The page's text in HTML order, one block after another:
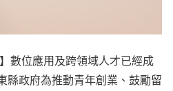
數位應用及跨領域人才已經成
縣政府為推動青年創業、鼓勵留